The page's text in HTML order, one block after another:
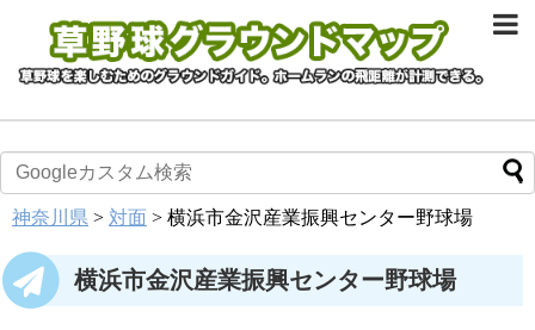
神奈川県 > 対面 > 横浜市金沢産業振興センター野球場
横浜市金沢産業振興センター野球場